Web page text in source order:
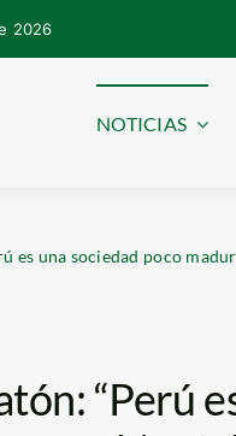
2026
NOTICIAS
es una sociedad poco
“Perú